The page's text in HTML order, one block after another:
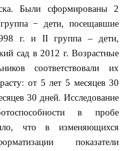
Были сформированы 2
− дети, посещавшие
г. и II группа – дети,
сад в 2012 г. Возрастные
соответствовали их
от 5 лет 5 месяцев 30
30 дней. Исследование
в пробе
что в изменяющихся
показатели